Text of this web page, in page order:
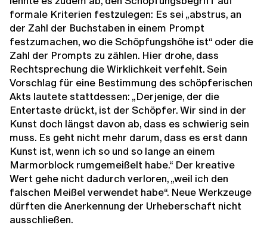
formale Kriterien festzulegen: Es sei „abstrus, an
der Zahl der Buchstaben in einem Prompt
festzumachen, wo die Schöpfungshöhe ist“ oder die
Zahl der Prompts zu zählen. Hier drohe, dass
Rechtsprechung die Wirklichkeit verfehlt. Sein
Vorschlag für eine Bestimmung des schöpferischen
Akts lautete stattdessen: „Derjenige, der die
Entertaste drückt, ist der Schöpfer. Wir sind in der
Kunst doch längst davon ab, dass es schwierig sein
muss. Es geht nicht mehr darum, dass es erst dann
Kunst ist, wenn ich so und so lange an einem
Marmorblock rumgemeißelt habe.“ Der kreative
Wert gehe nicht dadurch verloren, „weil ich den
falschen Meißel verwendet habe“. Neue Werkzeuge
dürften die Anerkennung der Urheberschaft nicht
ausschließen.